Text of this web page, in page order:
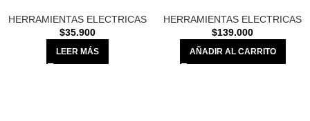
HERRAMIENTAS ELECTRICAS
$35.900
LEER MÁS
HERRAMIENTAS ELECTRICAS
$139.000
AÑADIR AL CARRITO